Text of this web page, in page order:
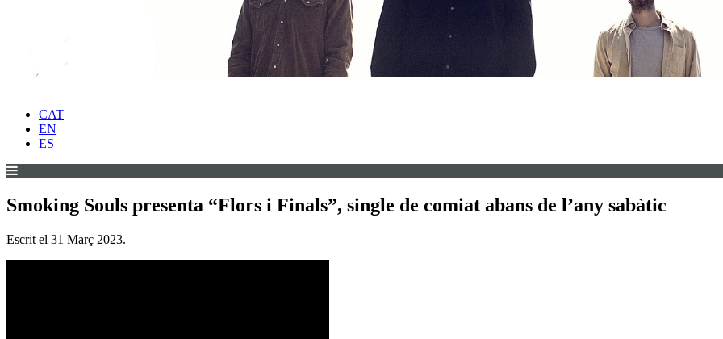
CAT
EN
ES
Smoking Souls presenta “Flors i Finals”, single de comiat abans de l’any sabàtic
Escrit el 31 Març 2023.